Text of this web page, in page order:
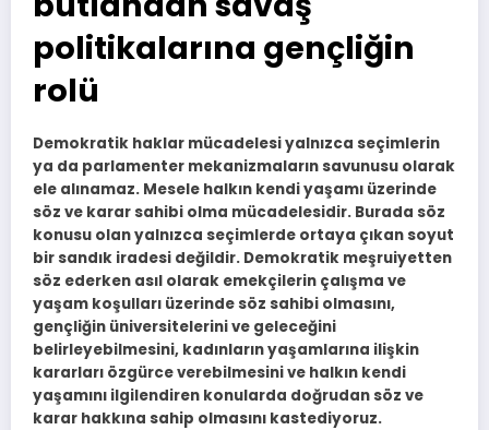
politikalarına gençliğin
rolü
Demokratik haklar mücadelesi yalnızca seçimlerin
ya da parlamenter mekanizmaların savunusu olarak
ele alınamaz. Mesele halkın kendi yaşamı üzerinde
söz ve karar sahibi olma mücadelesidir. Burada söz
konusu olan yalnızca seçimlerde ortaya çıkan soyut
bir sandık iradesi değildir. Demokratik meşruiyetten
söz ederken asıl olarak emekçilerin çalışma ve
yaşam koşulları üzerinde söz sahibi olmasını,
gençliğin üniversitelerini ve geleceğini
belirleyebilmesini, kadınların yaşamlarına ilişkin
kararları özgürce verebilmesini ve halkın kendi
yaşamını ilgilendiren konularda doğrudan söz ve
karar hakkına sahip olmasını kastediyoruz.